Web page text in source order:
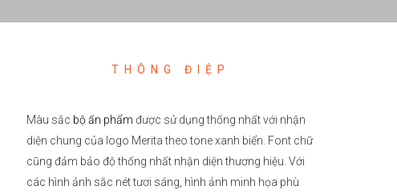
THÔNG ĐIỆP
Màu sắc bộ ấn phẩm được sử dụng thống nhất với nhận
diện chung của logo Merita theo tone xanh biển. Font chữ
cũng đảm bảo độ thống nhất nhận diện thương hiệu. Với
các hình ảnh sắc nét tươi sáng, hình ảnh minh họa phù